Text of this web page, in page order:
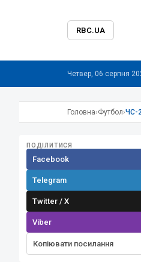
RBC.UA
Четвер, 06 серпня
Головна›Футбол›ЧС-
ПОДІЛИТИСЯ
Facebook
Telegram
Twitter / X
Viber
Копіювати посилання